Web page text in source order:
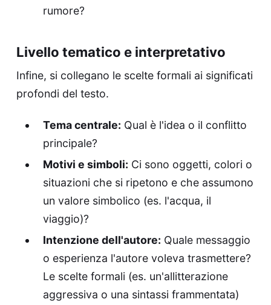
rumore?
Livello tematico e interpretativo
Infine, si collegano le scelte formali ai significati
profondi del testo.
Tema centrale: Qual è l'idea o il conflitto
principale?
Motivi e simboli: Ci sono oggetti, colori o
situazioni che si ripetono e che assumono
un valore simbolico (es. l'acqua, il
viaggio)?
Intenzione dell'autore: Quale messaggio
o esperienza l'autore voleva trasmettere?
Le scelte formali (es. un'allitterazione
aggressiva o una sintassi frammentata)